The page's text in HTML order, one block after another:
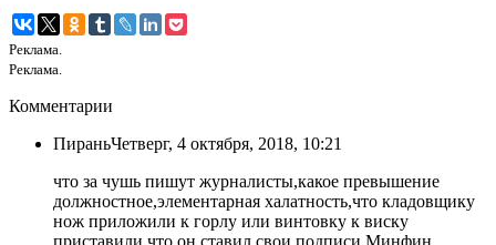
Реклама.
Реклама.
Комментарии
ПираньЧетверг, 4 октября, 2018, 10:21
что за чушь пишут журналисты,какое превышение
должностное,элементарная халатность,что кладовщику
нож приложили к горлу или винтовку к виску